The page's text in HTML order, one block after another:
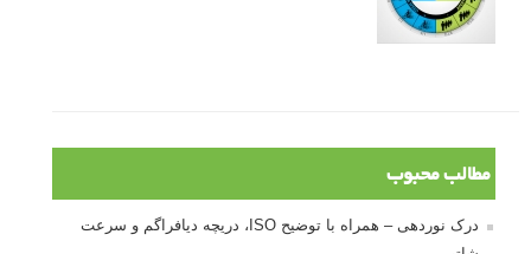
مطالب محبوب
درک نوردهی – همراه با توضیح ISO، دریچه دیافراگم و سرعت